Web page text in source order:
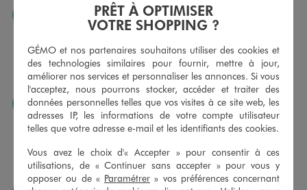
JE PEUX CHANGER D’AVIS
Nous échangeons et vous proposons un avoir ou un
remboursement pour tout article non porté, non retouché,
sous 30 jours, sur simple présentation du ticket de caisse,
dans tous les magasins GÉMO.
JE PEUX FAIRE RETOUCHER MES ARTICLES
Ourlets, ceintures… vous avez la possibilité de faire
retoucher vos articles textiles dans nos magasins. Les tarifs
sont à votre disposition sur simple demande. Voir
conditions en magasins.
PRÊT À OPTIMISER
VOTRE SHOPPING ?
GÉMO et nos partenaires souhaitons utiliser des cookies et
des technologies similaires pour fournir, mettre à jour,
améliorer nos services et personnaliser les annonces. Si vous
l'acceptez, nous pourrons stocker, accéder et traiter des
données personnelles telles que vos visites à ce site web, les
adresses IP, les informations de votre compte utilisateur
telles que votre adresse e-mail et les identifiants des cookies.
Vous avez le choix d'« Accepter » pour consentir à ces
utilisations, de « Continuer sans accepter » pour vous y
opposer ou de « Paramétrer » vos préférences concernant